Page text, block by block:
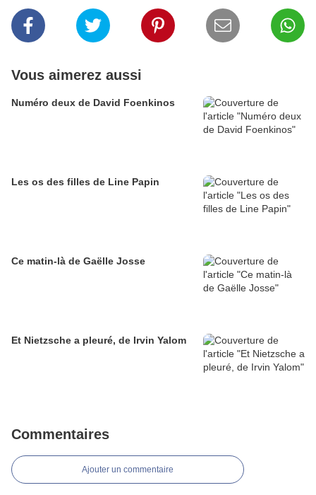
Vous aimerez aussi
Numéro deux de David Foenkinos
Les os des filles de Line Papin
Ce matin-là de Gaëlle Josse
Et Nietzsche a pleuré, de Irvin Yalom
Commentaires
Ajouter un commentaire